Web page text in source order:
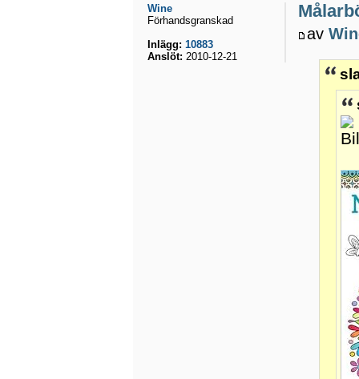
av
Wine
Förhandsgranskad
Inlägg: 10883
Anslöt: 2010-12-21